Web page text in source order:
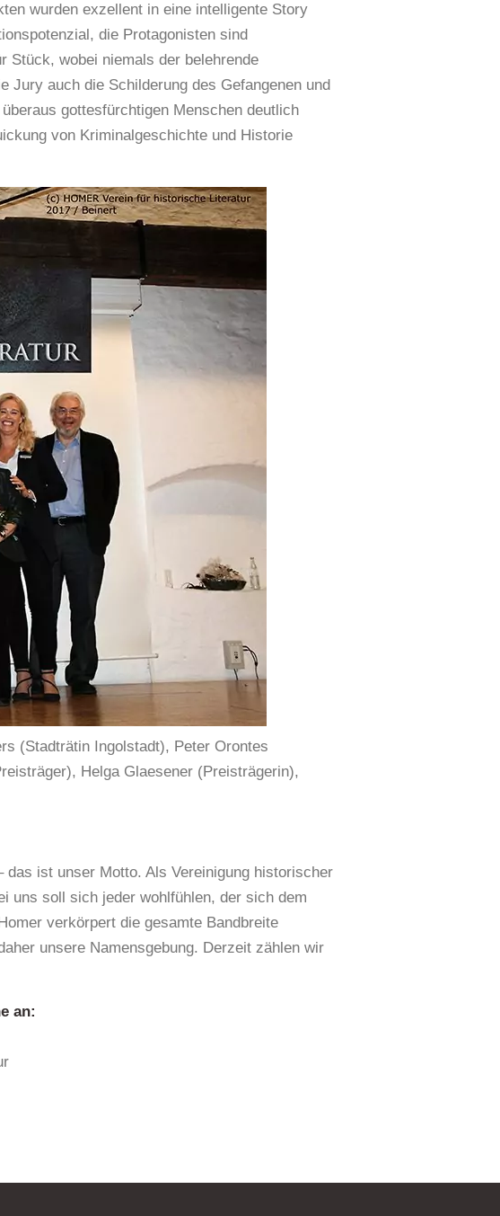
wurden exzellent in eine intelligente Story
die Protagonisten sind
Stück, wobei niemals der belehrende
Jury auch die Schilderung des Gefangenen und
gottesfürchtigen Menschen deutlich
von Kriminalgeschichte und Historie
(Stadträtin Ingolstadt), Peter Orontes
Helga Glaesener (Preisträgerin),
das ist unser Motto. Als Vereinigung historischer
uns soll sich jeder wohlfühlen, der sich dem
verkörpert die gesamte Bandbreite
unsere Namensgebung. Derzeit zählen wir
an: